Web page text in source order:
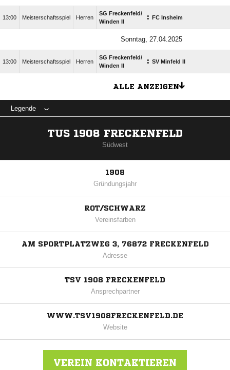
13:00 Meisterschaftsspiel Herren
SG Freckenfeld/​
Winden II
: FC Insheim
Sonntag, 27.04.2025
13:00 Meisterschaftsspiel Herren
SG Freckenfeld/​
Winden II
: SV Minfeld II
ALLE ANZEIGEN
Legende
TUS 1908 FRECKENFELD
Südwest
1908
Gründungsjahr
ROT/SCHWARZ
Vereinsfarben
AM SPORTPLATZWEG 3, 76872 FRECKENFELD
Adresse
TSV 1908 FRECKENFELD
Ansprechpartner
WWW.TSV1908FRECKENFELD.DE
Website
VEREIN KONTAKTIEREN